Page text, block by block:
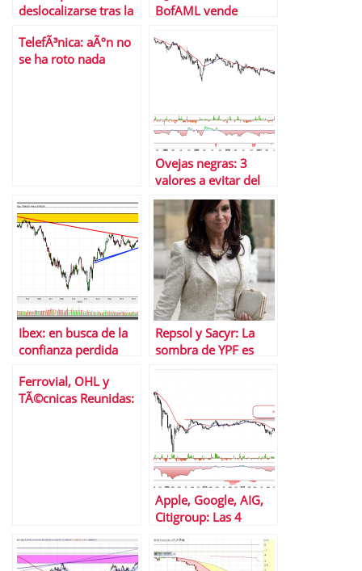
deslocalizarse tras la
directriz alcista
BofAML vende
caiga un 35%
TelefÃ³nica: aÃºn no
se ha roto nada
Ovejas negras: 3
valores a evitar del
Ibex 35
Ibex: en busca de la
confianza perdida
Repsol y Sacyr: La
sombra de YPF es
Ferrovial, OHL y
TÃ©cnicas Reunidas:
Apple, Google, AIG,
Citigroup: Las 4
prefieren los ricos